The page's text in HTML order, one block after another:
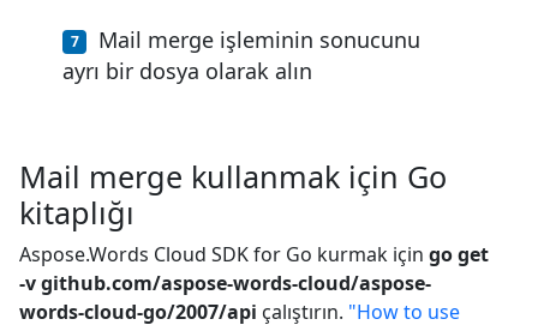
Mail merge işleminin sonucunu
ayrı bir dosya olarak alın
Mail merge kullanmak için Go
kitaplığı
Aspose.Words Cloud SDK for Go kurmak için go get
-v github.com/aspose-words-cloud/aspose-
words-cloud-go/2007/api çalıştırın. "How to use